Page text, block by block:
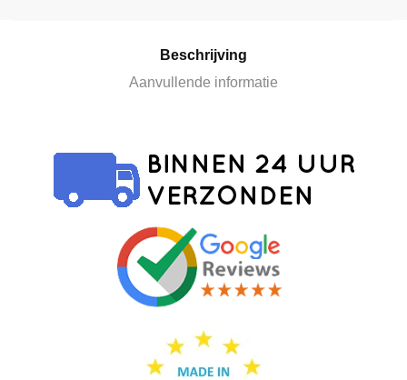
Beschrijving
Aanvullende informatie